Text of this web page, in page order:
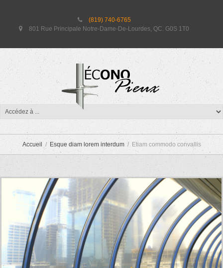
(819) 740-6765
801 Rue Principale Notre-Dame-De-Lourdes, QC. G0S 1T0
ETIAM COMMODO CONVALLIS
Accueil Esque diam lorem interdum Etiam commodo convallis